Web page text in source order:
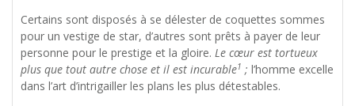
Certains sont disposés à se délester de coquettes sommes
pour un vestige de star, d’autres sont prêts à payer de leur
personne pour le prestige et la gloire. Le cœur est tortueux
plus que tout autre chose et il est incurable1 ; l’homme excelle
dans l’art d’intrigailler les plans les plus détestables.